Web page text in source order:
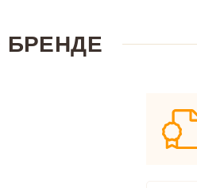
БРЕНДЕ